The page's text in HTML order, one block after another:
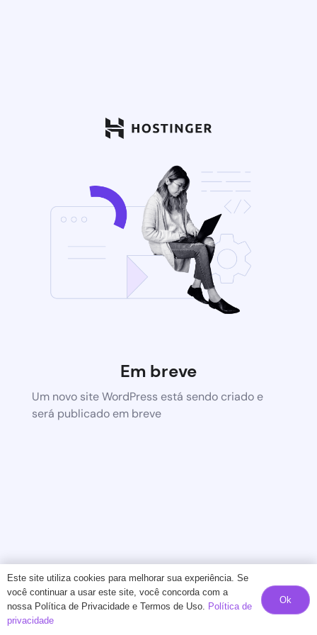
Em breve
Um novo site WordPress está sendo criado e
será publicado em breve
Este site utiliza cookies para melhorar sua experiência. Se
você continuar a usar este site, você concorda com a
nossa Política de Privacidade e Termos de Uso. Política de
privacidade
Ok